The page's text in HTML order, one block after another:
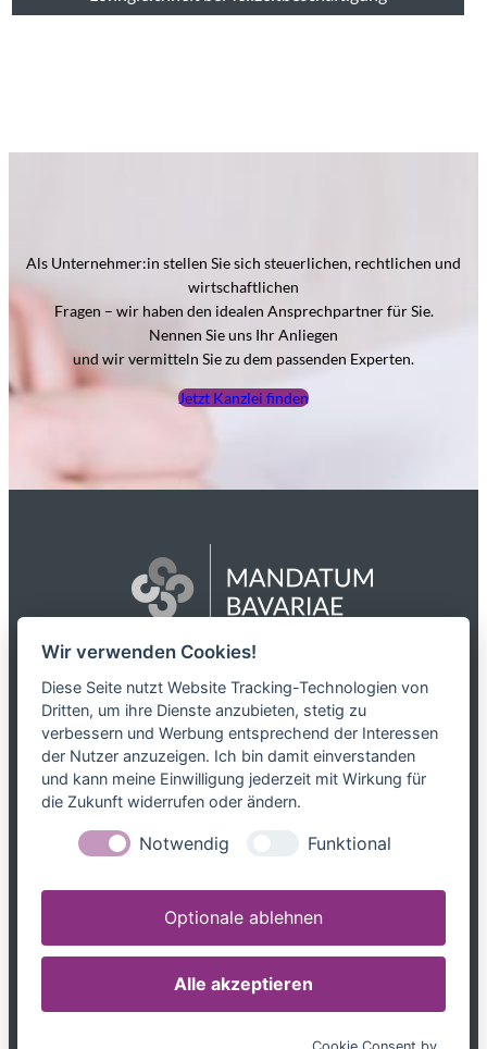
Als Unternehmer:in stellen Sie sich steuerlichen, rechtlichen und
wirtschaftlichen
Fragen – wir haben den idealen Ansprechpartner für Sie.
Nennen Sie uns Ihr Anliegen
und wir vermitteln Sie zu dem passenden Experten.
Jetzt Kanzlei finden
Das Netzwerk
Partnerkanzleien
Karriere
Kontakt
Leistungen
Downloads
Tel. 0800 599699799
info@mandatum-bavariae.de
Wir verwenden Cookies!
Diese Seite nutzt Website Tracking-Technologien von
Dritten, um ihre Dienste anzubieten, stetig zu
verbessern und Werbung entsprechend der Interessen
der Nutzer anzuzeigen. Ich bin damit einverstanden
und kann meine Einwilligung jederzeit mit Wirkung für
die Zukunft widerrufen oder ändern.
Notwendig Funktional
Optionale ablehnen
Alle akzeptieren